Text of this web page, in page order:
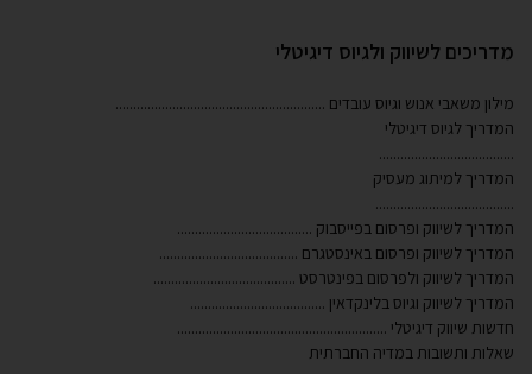
לשיווק ולגיוס דיגיטלי
משאבי אנוש וגיוס עובדים ...........................................................
לגיוס דיגיטלי
למיתוג מעסיק
לשיווק ופרסום בפייסבוק......................................
לשיווק ופרסום באינסטגרם.......................................
לשיווק ולפרסום בפינטרסט........................................
לשיווק וגיוס בלינקדאין......................................
שיווק דיגיטלי ...........................................................
ותשובות במדיה החברתית